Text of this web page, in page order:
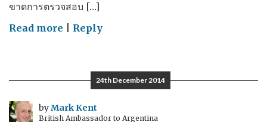
ขาดการตรวจสอบ […]
Read more on
speech
CoST
Reply
24th December 2014
byMark Kent
British Ambassador to Argentina